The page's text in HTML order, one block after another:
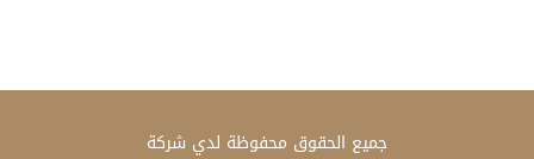
جميع الحقوق محفوظة لدي شركة